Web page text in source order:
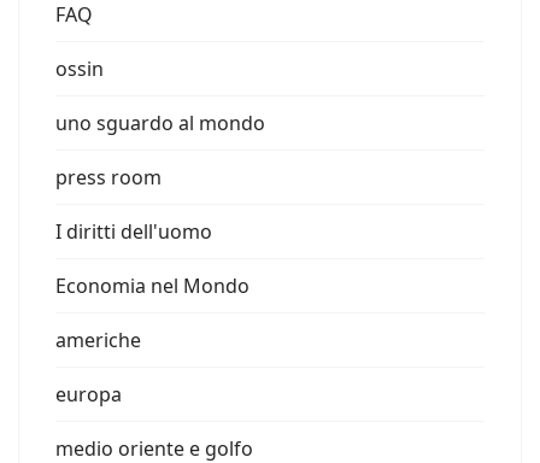
FAQ
ossin
uno sguardo al mondo
press room
I diritti dell'uomo
Economia nel Mondo
americhe
europa
medio oriente e golfo